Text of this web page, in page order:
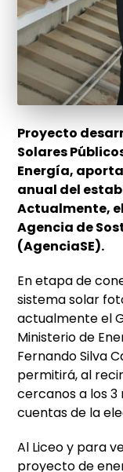
Proyecto
Solares
Energía,
anual del
Actualmente,
Agencia de
(AgenciaSE).
En etapa de
sistema solar
actualmente el
Ministerio de
Fernando Silva
permitirá, al
cercanos a los 3
cuentas de la
Al Liceo y para
proyecto de